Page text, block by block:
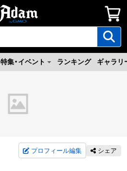
特集・イベント ランキング ギャラリ
プロフィール編集 シェア